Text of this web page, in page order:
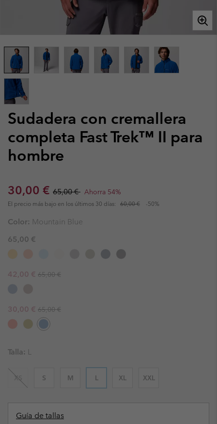
Sudadera con cremallera
completa Fast Trek™ II para
hombre
Sale price:
30,00 € Regular price:
65,00 € Ahorra 54%
El precio más bajo en los últimos 30 días: 60,00 € -50%
Color: Mountain Blue
65,00 €
Sale price:
42,00 € Regular price:
65,00 €
Sale price:
30,00 € Regular price:
65,00 €
Talla: L
XS S M L XL XXL
Guía de tallas